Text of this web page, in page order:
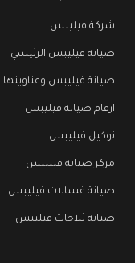
شركة فيليبس
صيانة فيليبس الرئيسي
صيانة فيليبس وعناوينها
ارقام صيانة فيليبس
توكيل فيليبس
مركز صيانة فيليبس
صيانة غسالات فيليبس
صيانة ثلاجات فيليبس